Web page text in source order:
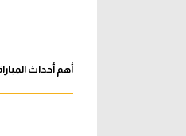
أهم أحداث